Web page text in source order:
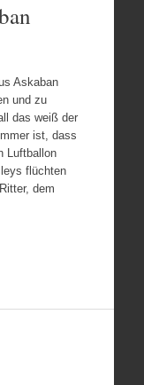
Askaban
und zu
das weiß der
ist, dass
Luftballon
flüchten
dem